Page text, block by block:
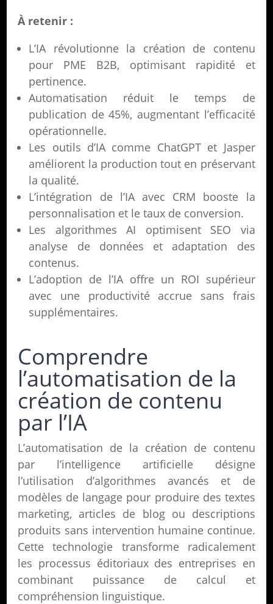
À retenir :
L’IA révolutionne la création de contenu
pour PME B2B, optimisant rapidité et
pertinence.
Automatisation réduit le temps de
publication de 45%, augmentant l’efficacité
opérationnelle.
Les outils d’IA comme ChatGPT et Jasper
améliorent la production tout en préservant
la qualité.
L’intégration de l’IA avec CRM booste la
personnalisation et le taux de conversion.
Les algorithmes AI optimisent SEO via
analyse de données et adaptation des
contenus.
L’adoption de l’IA offre un ROI supérieur
avec une productivité accrue sans frais
supplémentaires.
Comprendre
l’automatisation de la
création de contenu
par l’IA
L’automatisation de la création de contenu
par l’intelligence artificielle désigne
l’utilisation d’algorithmes avancés et de
modèles de langage pour produire des textes
marketing, articles de blog ou descriptions
produits sans intervention humaine continue.
Cette technologie transforme radicalement
les processus éditoriaux des entreprises en
combinant puissance de calcul et
compréhension linguistique.